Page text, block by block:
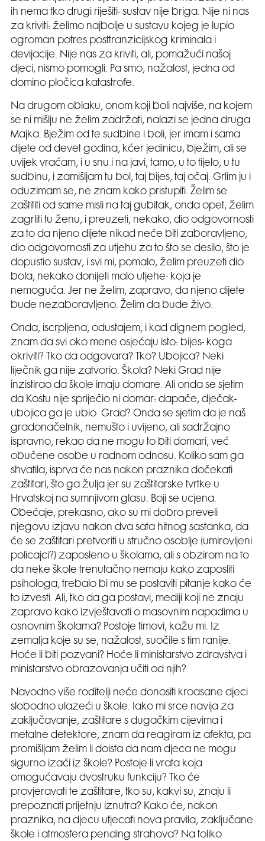
ih nema tko drugi riješiti- sustav nije briga. Nije ni nas
za kriviti: želimo najbolje u sustavu kojeg je lupio
ogroman potres posttranzicijskog kriminala i
devijacije. Nije nas za kriviti, ali, pomažući našoj
djeci, nismo pomogli. Pa smo, nažalost, jedna od
domino pločica katastrofe.
Na drugom oblaku, onom koji boli najviše, na kojem
se ni mišlju ne želim zadržati, nalazi se jedna druga
Majka. Bježim od te sudbine i boli, jer imam i sama
dijete od devet godina, kćer jedinicu, bježim, ali se
uvijek vraćam, i u snu i na javi, tamo, u to tijelo, u tu
sudbinu, i zamišljam tu bol, taj bijes, taj očaj. Grlim ju i
oduzimam se, ne znam kako pristupiti. Želim se
zaštititi od same misli na taj gubitak, onda opet, želim
zagrliti tu ženu, i preuzeti, nekako, dio odgovornosti
za to da njeno dijete nikad neće biti zaboravljeno,
dio odgovornosti za utjehu za to što se desilo, što je
dopustio sustav, i svi mi, pomalo, želim preuzeti dio
bola, nekako donijeti malo utjehe- koja je
nemoguća. Jer ne želim, zapravo, da njeno dijete
bude nezaboravljeno. Želim da bude živo.
Onda, iscrpljena, odustajem, i kad dignem pogled,
znam da svi oko mene osjećaju isto: bijes- koga
okriviti? Tko da odgovara? Tko? Ubojica? Neki
liječnik ga nije zatvorio. Škola? Neki Grad nije
inzistirao da škole imaju domare. Ali onda se sjetim
da Kostu nije spriječio ni domar: dapače, dječak-
ubojica ga je ubio. Grad? Onda se sjetim da je naš
gradonačelnik, nemušto i uvijeno, ali sadržajno
ispravno, rekao da ne mogu to biti domari, već
obučene osobe u radnom odnosu. Koliko sam ga
shvatila, isprva će nas nakon praznika dočekati
zaštitari, što ga žulja jer su zaštitarske tvrtke u
Hrvatskoj na sumnjivom glasu. Boji se ucjena.
Obećaje, prekasno, ako su mi dobro preveli
njegovu izjavu nakon dva sata hitnog sastanka, da
će se zaštitari pretvoriti u stručno osoblje (umirovljeni
policajci?) zaposleno u školama, ali s obzirom na to
da neke škole trenutačno nemaju kako zaposliti
psihologa, trebalo bi mu se postaviti pitanje kako će
to izvesti. Ali, tko da ga postavi, mediji koji ne znaju
zapravo kako izvještavati o masovnim napadima u
osnovnim školama? Postoje timovi, kažu mi. Iz
zemalja koje su se, nažalost, suočile s tim ranije.
Hoće li biti pozvani? Hoće li ministarstvo zdravstva i
ministarstvo obrazovanja učiti od njih?
Navodno više roditelji neće donositi kroasane djeci
slobodno ulazeći u škole. Iako mi srce navija za
zaključavanje, zaštitare s dugačkim cijevima i
metalne detektore, znam da reagiram iz afekta, pa
promišljam želim li doista da nam djeca ne mogu
sigurno izaći iz škole? Postoje li vrata koja
omogućavaju dvostruku funkciju? Tko će
provjeravati te zaštitare, tko su, kakvi su, znaju li
prepoznati prijetnju iznutra? Kako će, nakon
praznika, na djecu utjecati nova pravila, zaključane
škole i atmosfera pending strahova? Na toliko